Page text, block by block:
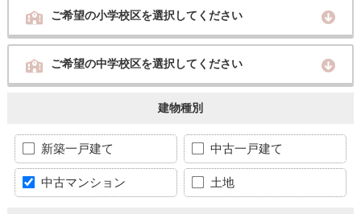
ご希望の小学校区を選択してください
ご希望の中学校区を選択してください
建物種別
新築一戸建て 中古一戸建て
中古マンション 土地